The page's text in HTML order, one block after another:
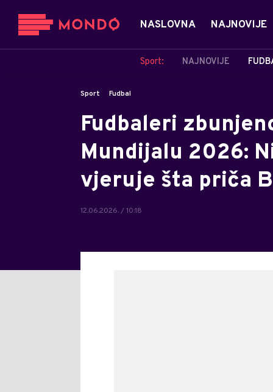
NASLOVNA NAJNOVIJE
Sport: NAJNOVIJE
Sport Fudbal
Fudbaleri
Mundijalu 2026:
vjeruje šta priča
12.06.2026. / 10:18